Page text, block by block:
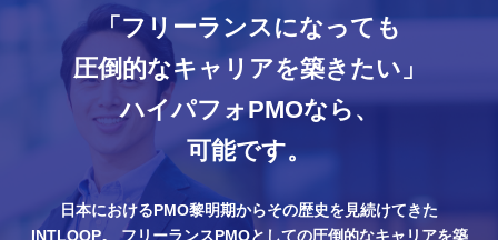
「フリーランスになっても
圧倒的なキャリアを築きたい」
ハイパフォPMOなら、
可能です。
日本におけるPMO黎明期からその歴史を見続けてきた
INTLOOP。
フリーランスPMOとしての圧倒的なキャリアを築